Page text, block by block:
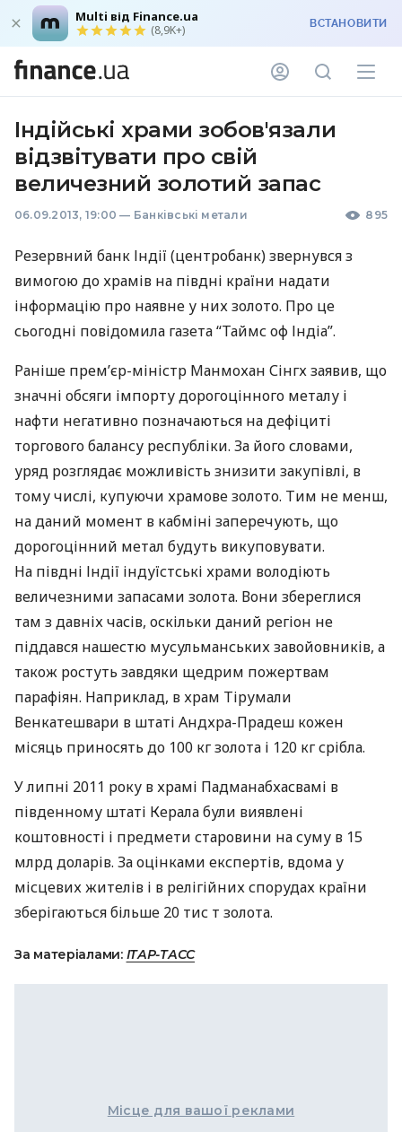
Multi від Finance.ua
(8,9K+) ВСТАНОВИТИ
Індійські храми зобов'язали
відзвітувати про свій
величезний золотий запас
06.09.2013, 19:00 — Банківські метали 895
Резервний банк Індії (центробанк) звернувся з
вимогою до храмів на півдні країни надати
інформацію про наявне у них золото. Про це
сьогодні повідомила газета “Таймс оф Індіа”.
Раніше прем’єр-міністр Манмохан Сінгх заявив, що
значні обсяги імпорту дорогоцінного металу і
нафти негативно позначаються на дефіциті
торгового балансу республіки. За його словами,
уряд розглядає можливість знизити закупівлі, в
тому числі, купуючи храмове золото. Тим не менш,
на даний момент в кабміні заперечують, що
дорогоцінний метал будуть викуповувати.
На півдні Індії індуїстські храми володіють
величезними запасами золота. Вони збереглися
там з давніх часів, оскільки даний регіон не
піддався нашестю мусульманських завойовників, а
також ростуть завдяки щедрим пожертвам
парафіян. Наприклад, в храм Тірумали
Венкатешвари в штаті Андхра-Прадеш кожен
місяць приносять до 100 кг золота і 120 кг срібла.
У липні 2011 року в храмі Падманабхасвамі в
південному штаті Керала були виявлені
коштовності і предмети старовини на суму в 15
млрд доларів. За оцінками експертів, вдома у
місцевих жителів і в релігійних спорудах країни
зберігаються більше 20 тис т золота.
За матеріалами: ІТАР-ТАСС
Місце для вашої реклами